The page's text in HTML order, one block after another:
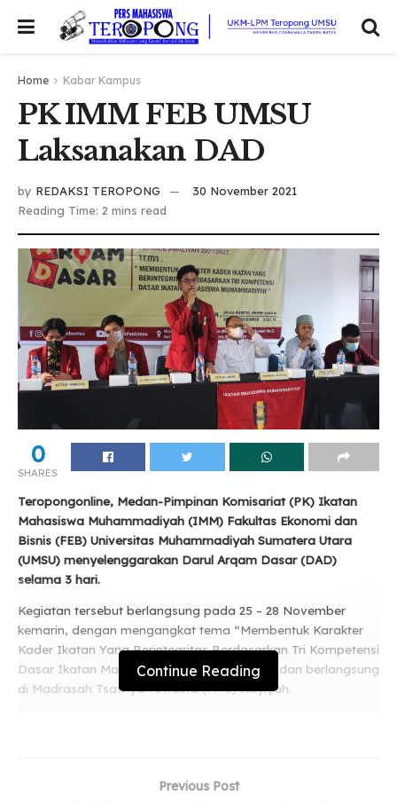
Home Kabar Kampus
PK IMM FEB UMSU
Laksanakan DAD
by REDAKSI TEROPONG
30 November 2021
Reading Time: 2 mins read
0
SHARES
Teropongonline, Medan-Pimpinan Komisariat (PK) Ikatan
Mahasiswa Muhammadiyah (IMM) Fakultas Ekonomi dan
Bisnis (FEB) Universitas Muhammadiyah Sumatera Utara
(UMSU) menyelenggarakan Darul Arqam Dasar (DAD)
selama 3 hari.
Kegiatan tersebut berlangsung pada 25 – 28 November
kemarin, dengan mengangkat tema “Membentuk Karakter
Kader Ikatan Yang Berintegritas Berdasarkan Tri Kompetensi
Dasar Ikatan Mahasiswa Muhammadiyah”, dan berlangsung
di Madrasah Tsawiyah Swasta (MTS) Aisyiyah.
Pemanfaatan Media Sosial dalam Perspektif
Continue Reading
Previous Post